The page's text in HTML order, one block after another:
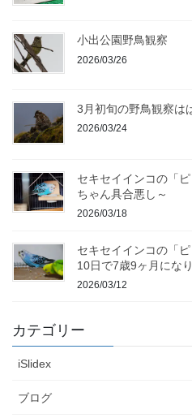
小出公園野鳥観察
2026/03/26
3月初旬の野鳥観察は
2026/03/24
セキセイインコの「
ちゃん具合悪し～
2026/03/18
セキセイインコの「
10日で7歳9ヶ月にな
2026/03/12
カテゴリー
iSlidex
ブログ